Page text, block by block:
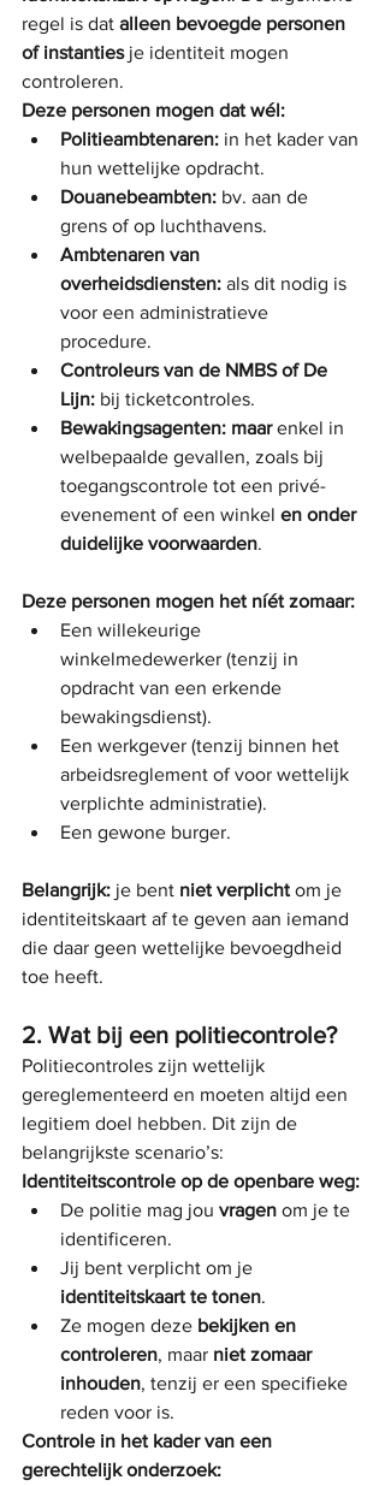
regel is dat alleen bevoegde personen
of instanties je identiteit mogen
controleren.
Deze personen mogen dat wél:
Politieambtenaren: in het kader van
hun wettelijke opdracht.
Douanebeambten: bv. aan de
grens of op luchthavens.
Ambtenaren van
overheidsdiensten: als dit nodig is
voor een administratieve
procedure.
Controleurs van de NMBS of De
Lijn: bij ticketcontroles.
Bewakingsagenten: maar enkel in
welbepaalde gevallen, zoals bij
toegangscontrole tot een privé-
evenement of een winkel en onder
duidelijke voorwaarden.
Deze personen mogen het níét zomaar:
Een willekeurige
winkelmedewerker (tenzij in
opdracht van een erkende
bewakingsdienst).
Een werkgever (tenzij binnen het
arbeidsreglement of voor wettelijk
verplichte administratie).
Een gewone burger.
Belangrijk: je bent niet verplicht om je
identiteitskaart af te geven aan iemand
die daar geen wettelijke bevoegdheid
toe heeft.
2. Wat bij een politiecontrole?
Politiecontroles zijn wettelijk
gereglementeerd en moeten altijd een
legitiem doel hebben. Dit zijn de
belangrijkste scenario’s:
Identiteitscontrole op de openbare weg:
De politie mag jou vragen om je te
identificeren.
Jij bent verplicht om je
identiteitskaart te tonen.
Ze mogen deze bekijken en
controleren, maar niet zomaar
inhouden, tenzij er een specifieke
reden voor is.
Controle in het kader van een
gerechtelijk onderzoek: